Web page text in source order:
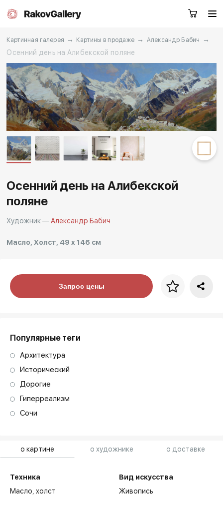
Москва
RU EN CN
Каталог Художники
Другие проекты
Rakov
Заказать звонок
Картинная галерея → Картины в продаже → Александр Бабич
→
Осенний день на Алибекской поляне
о картине о художнике о доставке
Техника
Масло,холст
Вид искусства
Живопись
Осенний день на Алибекской
поляне
Художник —Александр Бабич
Масло, Холст, 49 x 146 см
Цена за багетЗапрос цены
Популярные теги
Архитектура
Исторический
Дорогие
Гиперреализм
Сочи